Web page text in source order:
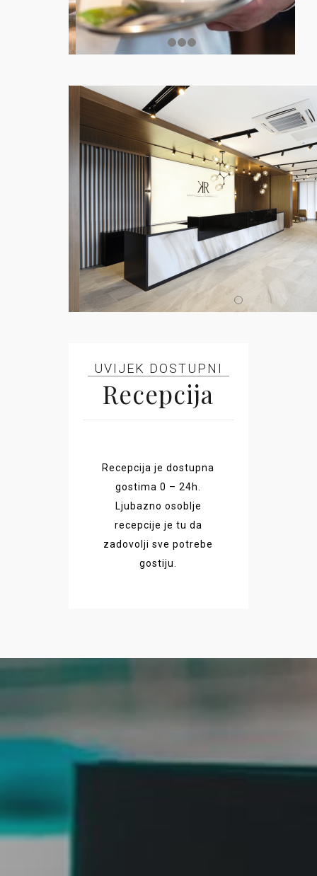
UVIJEK DOSTUPNI
Recepcija
Recepcija je dostupna
gostima 0 – 24h.
Ljubazno osoblje
recepcije je tu da
zadovolji sve potrebe
gostiju.